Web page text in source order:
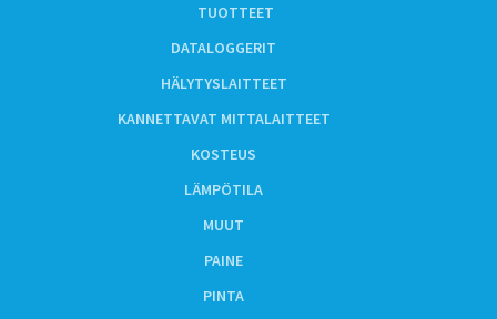
TUOTTEET
DATALOGGERIT
HÄLYTYSLAITTEET
KANNETTAVAT MITTALAITTEET
KOSTEUS
LÄMPÖTILA
MUUT
PAINE
PINTA